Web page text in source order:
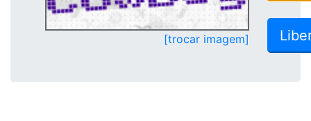
[trocar imagem]